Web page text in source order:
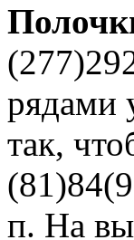
рядами
так,
п. На